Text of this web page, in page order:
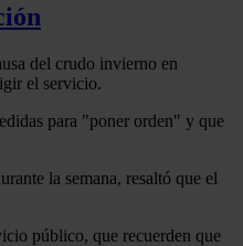
del crudo invierno en
el servicio.
para "poner orden" y que
la semana, resaltó que el
público, que recuerden que